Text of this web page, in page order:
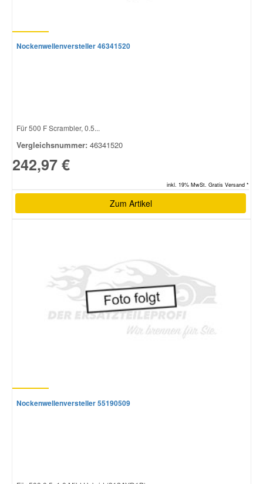
Nockenwellenversteller 46341520
Für 500 F Scrambler, 0.5...
Vergleichsnummer: 46341520
242,97 €
inkl. 19% MwSt. Gratis Versand *
Zum Artikel
Nockenwellenversteller 55190509